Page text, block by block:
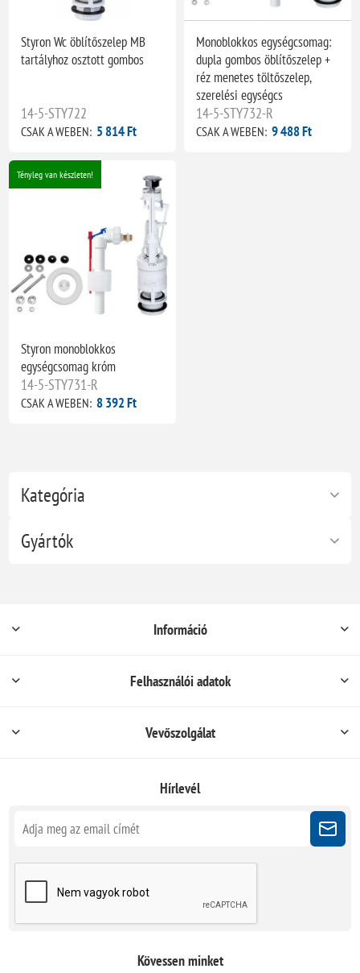
Kategória
Gyártók
Styron Wc öblítőszelep MB
tartályhoz osztott gombos
14-5-STY722
CSAK A WEBEN: 5 814 Ft
Monoblokkos egységcsomag:
dupla gombos öblítőszelep +
réz menetes töltőszelep,
szerelési egységcs
14-5-STY732-R
CSAK A WEBEN: 9 488 Ft
Tényleg van készleten!
Styron monoblokkos
egységcsomag króm
14-5-STY731-R
CSAK A WEBEN: 8 392 Ft
Információ
Felhasználói adatok
Vevőszolgálat
Hírlevél
Kövessen minket